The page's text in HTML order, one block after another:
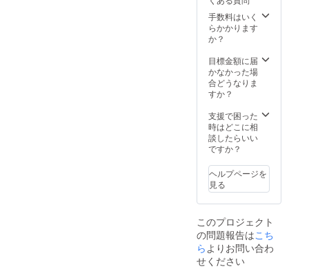
園1名無
料券と
して使
ます。
（使用
可能期
間平成
月26日
～平成
30年12
月31
日） ※
気象状
況によ
間変
更・人
数打ち
切りと
なる場
合があ
ます
（予
定） ※
熱気球
係留飛
行（搭
無料券
が利用
できな
かった
場合ま
たは台
大会が
中止に
なった
場合、
鈴鹿
サー
キット
※受付順に搭乗い
ただきますの
で、列に並んで
いただく必要が
あります。 ※係
留飛行（搭乗体
験）の気球は選
べませんのでご
了承ください。
場合、鈴鹿サー
キットにてモー
トピア入園1名無
料券として使用
用可能期間平成
30年11月26日～
平成30年12月31
日） ※気象状況
間変更・人数打
ち切りとなる場
合がありますの
でご了承くださ
搭乗いただきま
すので、列に並
んでいただく必
要があります。
※係留飛行（搭乗
体験）の気球は
選べませんので
ご了承くださ
い。
手数料はいく
らかかります
か？
目標金額に届
かなかった場
合どうなりま
すか？
支援で困った
時はどこに相
談したらいい
ですか？
ヘルプページを
見る
このプロジェクト
の問題報告はこち
らよりお問い合わ
せください